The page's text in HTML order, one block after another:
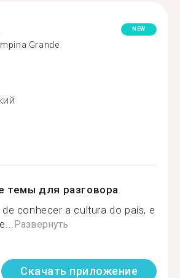
Grande
NEW
для разговора
conhecer a cultura do país, e
Развернуть
Скачать приложение